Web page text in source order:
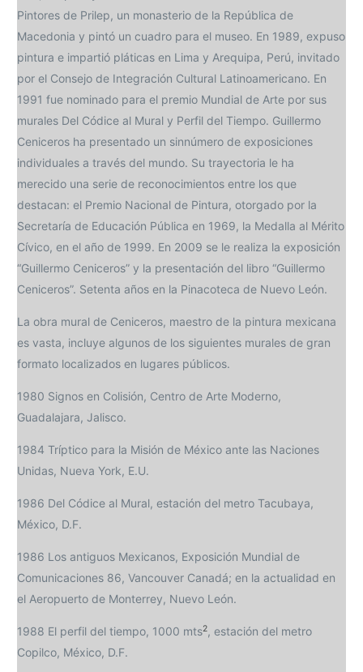
Pintores de Prilep, un monasterio de la República de
Macedonia y pintó un cuadro para el museo. En 1989, expuso
pintura e impartió pláticas en Lima y Arequipa, Perú, invitado
por el Consejo de Integración Cultural Latinoamericano. En
1991 fue nominado para el premio Mundial de Arte por sus
murales Del Códice al Mural y Perfil del Tiempo. Guillermo
Ceniceros ha presentado un sinnúmero de exposiciones
individuales a través del mundo. Su trayectoria le ha
merecido una serie de reconocimientos entre los que
destacan: el Premio Nacional de Pintura, otorgado por la
Secretaría de Educación Pública en 1969, la Medalla al Mérito
Cívico, en el año de 1999. En 2009 se le realiza la exposición
“Guillermo Ceniceros” y la presentación del libro “Guillermo
Ceniceros”. Setenta años en la Pinacoteca de Nuevo León.
La obra mural de Ceniceros, maestro de la pintura mexicana
es vasta, incluye algunos de los siguientes murales de gran
formato localizados en lugares públicos.
1980 Signos en Colisión, Centro de Arte Moderno,
Guadalajara, Jalisco.
1984 Tríptico para la Misión de México ante las Naciones
Unidas, Nueva York, E.U.
1986 Del Códice al Mural, estación del metro Tacubaya,
México, D.F.
1986 Los antiguos Mexicanos, Exposición Mundial de
Comunicaciones 86, Vancouver Canadá; en la actualidad en
el Aeropuerto de Monterrey, Nuevo León.
1988 El perfil del tiempo, 1000 mts2, estación del metro
Copilco, México, D.F.